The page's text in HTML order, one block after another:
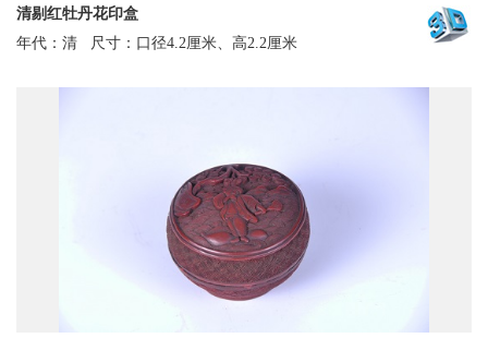
清剔红牡丹花印盒
年代：清 尺寸：口径4.2厘米、高2.2厘米